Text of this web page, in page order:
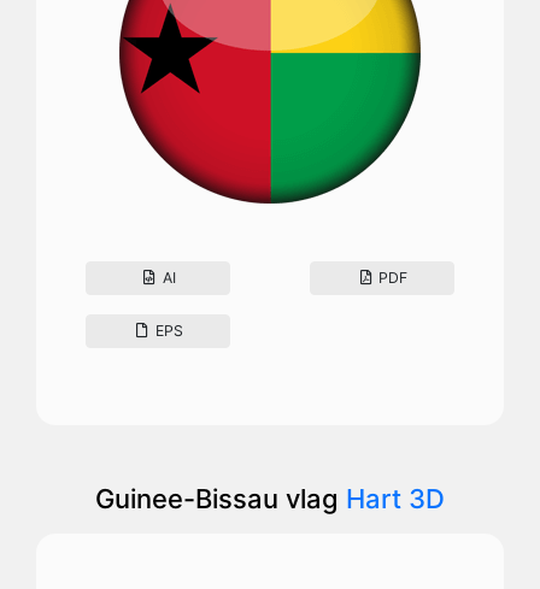
AI PDF
EPS
Guinee-Bissau vlag Hart 3D